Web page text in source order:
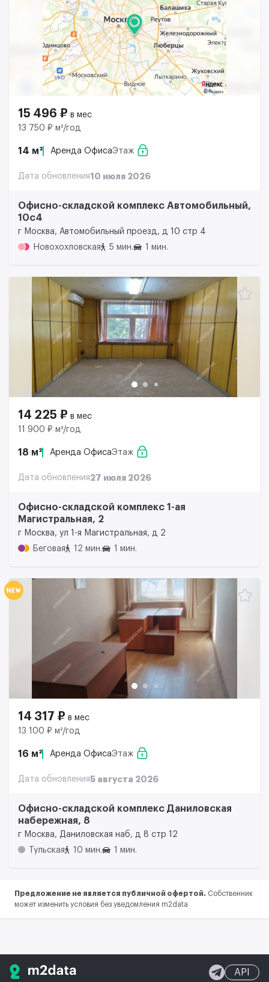
15 496 ₽ в мес
13 750 ₽ м²/год
14 м² Аренда ОфисаЭтаж
Дата обновления10 июля 2026
Офисно-складской комплекс Автомобильный,
10с4
г Москва, Автомобильный проезд, д 10 стр 4
Новохохловская
5 мин. 1 мин.
14 225 ₽ в мес
11 900 ₽ м²/год
18 м² Аренда ОфисаЭтаж
Дата обновления27 июля 2026
Офисно-складской комплекс 1-ая
Магистральная, 2
г Москва, ул 1-я Магистральная, д 2
Беговая
12 мин. 1 мин.
14 317 ₽ в мес
13 100 ₽ м²/год
16 м² Аренда ОфисаЭтаж
Дата обновления5 августа 2026
Офисно-складской комплекс Даниловская
набережная, 8
г Москва, Даниловская наб, д 8 стр 12
Тульская
10 мин. 1 мин.
Предложение не является публичной офертой. Собственник
может изменить условия без уведомления m2data
API